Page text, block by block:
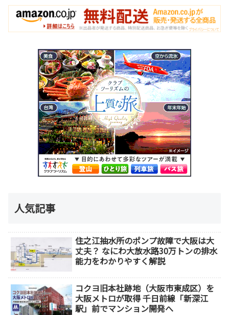
人気記事
住之江抽水所のポンプ故障で大阪は大
丈夫？ なにわ大放水路30万トンの排水
能力をわかりやすく解説
コクヨ旧本社跡地（大阪市東成区）を
大阪メトロが取得 千日前線「新深江
駅」前でマンション開発へ